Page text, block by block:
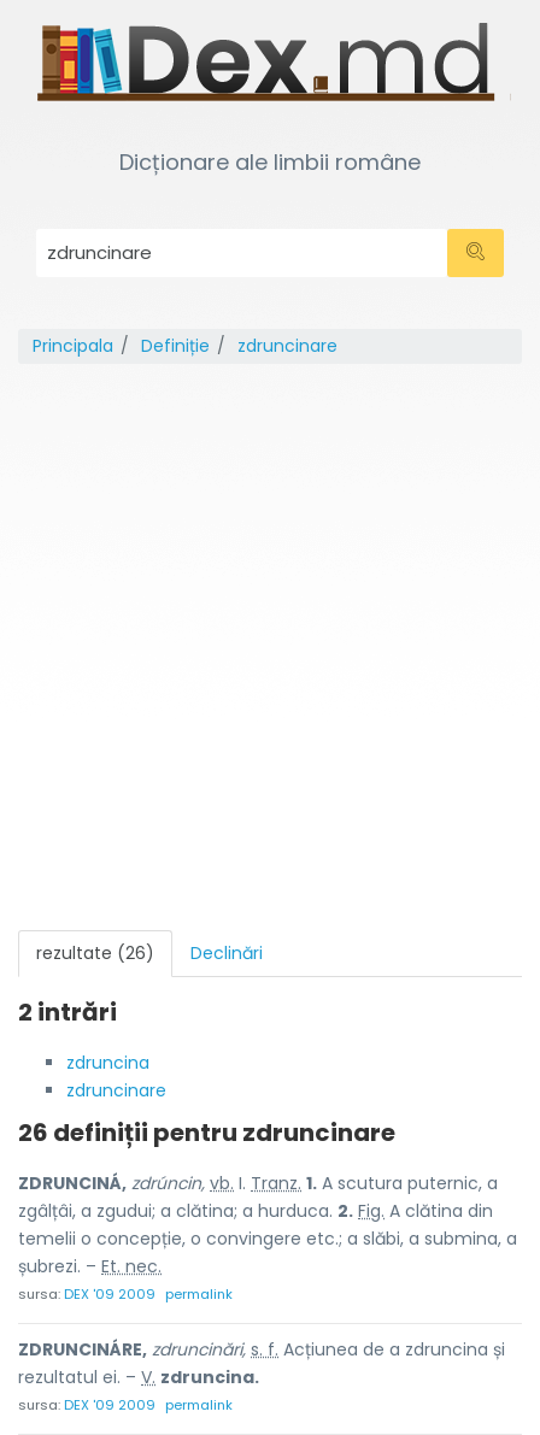
Dicționare ale limbii române
Principala Definiție zdruncinare
rezultate (26) Declinări
2 intrări
zdruncina
zdruncinare
26 definiții pentru zdruncinare
ZDRUNCINÁ, zdrúncin, vb. I. Tranz. 1. A scutura puternic, a
zgâlțâi, a zgudui; a clătina; a hurduca. 2. Fig. A clătina din
temelii o concepție, o convingere etc.; a slăbi, a submina, a
șubrezi. – Et. nec.
sursa:DEX '09 2009 permalink
ZDRUNCINÁRE, zdruncinări, s. f. Acțiunea de a zdruncina și
rezultatul ei. – V. zdruncina.
sursa:DEX '09 2009 permalink